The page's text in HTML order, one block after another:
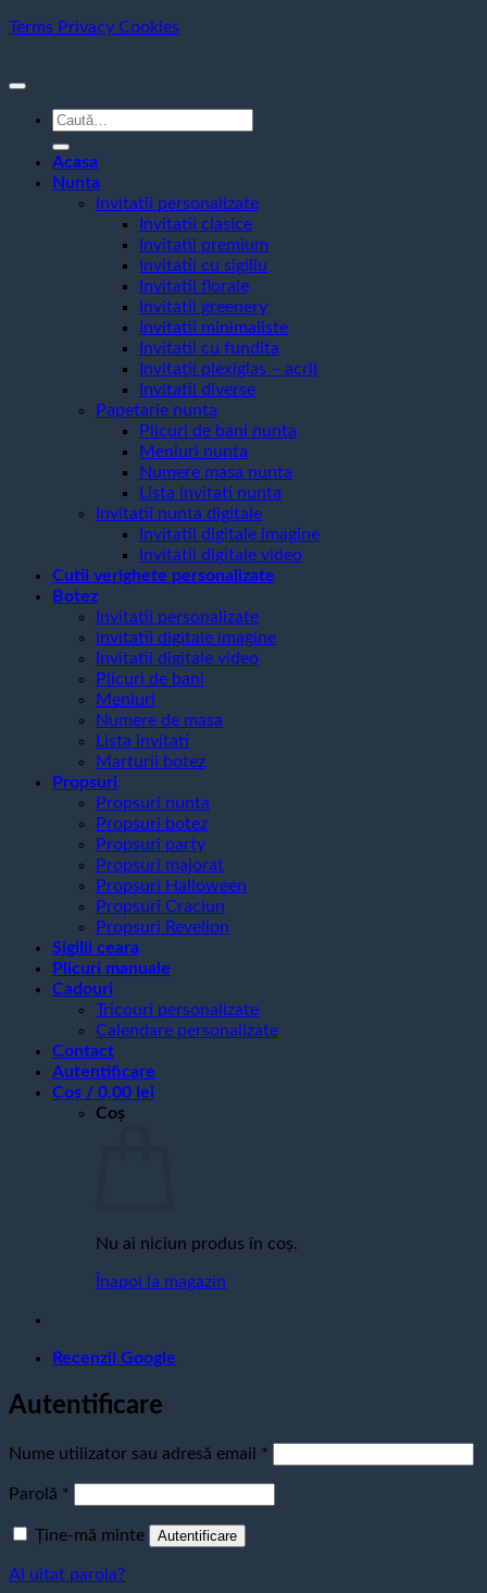
Terms Privacy Cookies
Caută
după:
Acasa
Nunta
Invitatii personalizate
Invitatii clasice
Invitatii premium
Invitatii cu sigiliu
Invitatii florale
Invitatii greenery
Invitatii minimaliste
Invitatii cu fundita
Invitatii plexiglas – acril
Invitatii diverse
Papetarie nunta
Plicuri de bani nunta
Meniuri nunta
Numere masa nunta
Lista invitati nunta
Invitatii nunta digitale
Invitatii digitale imagine
Invitatii digitale video
Cutii verighete personalizate
Botez
Invitatii personalizate
invitatii digitale imagine
Invitatii digitale video
Plicuri de bani
Meniuri
Numere de masa
Lista invitati
Marturii botez
Propsuri
Propsuri nunta
Propsuri botez
Propsuri party
Propsuri majorat
Propsuri Halloween
Propsuri Craciun
Propsuri Revelion
Sigilii ceara
Plicuri manuale
Cadouri
Tricouri personalizate
Calendare personalizate
Contact
Autentificare
Coș / 0,00 lei
Coș
Nu ai niciun produs în coș.
Înapoi la magazin
Recenzii Google
Autentificare
Nume utilizator sau adresă email *
Parolă *
Ține-mă minte Autentificare
Ai uitat parola?